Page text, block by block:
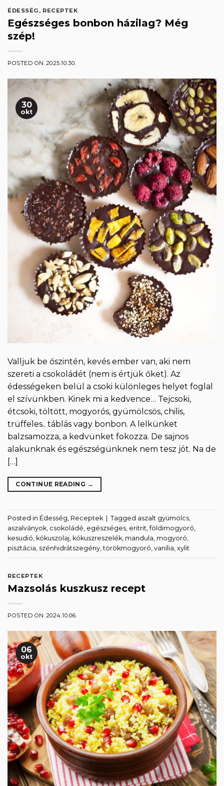
ÉDESSÉG , RECEPTEK
Egészséges bonbon házilag? Még
szép!
POSTED ON 2025.10.30.
30
okt
Valljuk be őszintén, kevés ember van, aki nem
szereti a csokoládét (nem is értjük őket). Az
édességeken belül a csoki különleges helyet foglal
el szívünkben. Kinek mi a kedvence… Tejcsoki,
étcsoki, töltött, mogyorós, gyümölcsös, chilis,
trüffeles.. táblás vagy bonbon. A lelkünket
balzsamozza, a kedvünket fokozza. De sajnos
alakunknak és egészségünknek nem tesz jót. Na de
[…]
CONTINUE READING →
Posted in Édesség, Receptek Tagged aszalt gyümölcs,
aszalványok, csokoládé, egészséges, eritrit,földimogyoró,
kesudió, kókuszolaj, kókuszreszelék, mandula, mogyoró,
pisztácia, szénhidrátszegény,törökmogyoró, vanília, xylit
RECEPTEK
Mazsolás kuszkusz recept
POSTED ON 2024.10.06.
06
okt